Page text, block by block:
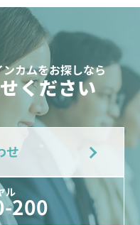
カムをお探しなら
ください
せ
ル
200